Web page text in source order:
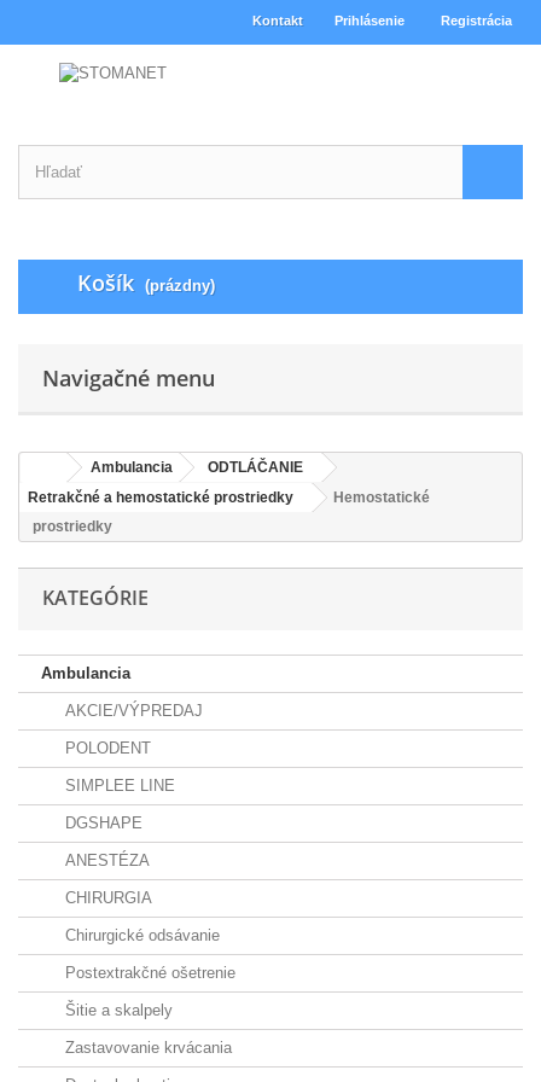
Registrácia
Prihlásenie
Kontakt
Košík (prázdny)
Navigačné menu
Ambulancia
ODTLÁČANIE
Retrakčné a hemostatické prostriedky
Hemostatické
prostriedky
KATEGÓRIE
Ambulancia
AKCIE/VÝPREDAJ
POLODENT
SIMPLEE LINE
DGSHAPE
ANESTÉZA
CHIRURGIA
Chirurgické odsávanie
Postextrakčné ošetrenie
Šitie a skalpely
Zastavovanie krvácania